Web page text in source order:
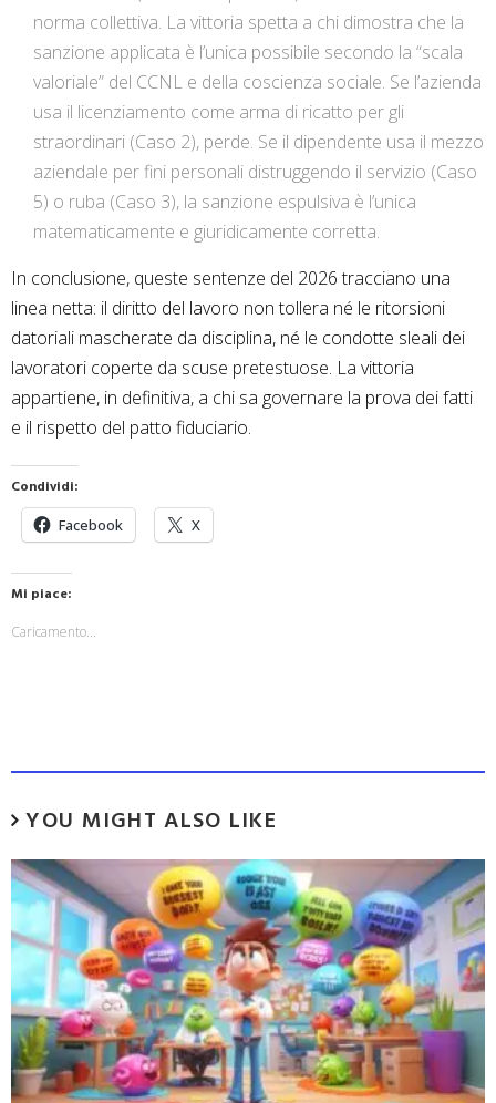
norma collettiva. La vittoria spetta a chi dimostra che la
sanzione applicata è l’unica possibile secondo la “scala
valoriale” del CCNL e della coscienza sociale. Se l’azienda
usa il licenziamento come arma di ricatto per gli
straordinari (Caso 2), perde. Se il dipendente usa il mezzo
aziendale per fini personali distruggendo il servizio (Caso
5) o ruba (Caso 3), la sanzione espulsiva è l’unica
matematicamente e giuridicamente corretta.
In conclusione, queste sentenze del 2026 tracciano una
linea netta: il diritto del lavoro non tollera né le ritorsioni
datoriali mascherate da disciplina, né le condotte sleali dei
lavoratori coperte da scuse pretestuose. La vittoria
appartiene, in definitiva, a chi sa governare la prova dei fatti
e il rispetto del patto fiduciario.
Condividi:
Facebook X
Mi piace:
Caricamento...
YOU MIGHT ALSO LIKE